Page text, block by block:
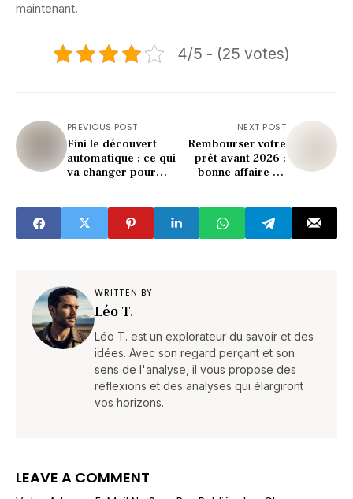
maintenant.
4/5 - (25 votes)
PREVIOUS POST
Fini le découvert
automatique : ce qui
va changer pour
NEXT POST
Rembourser votre
prêt avant 2026 :
bonne affaire ou
WRITTEN BY
Léo T.
Léo T. est un explorateur du savoir et des
idées. Avec son regard perçant et son
sens de l'analyse, il vous propose des
réflexions et des analyses qui élargiront
vos horizons.
LEAVE A COMMENT